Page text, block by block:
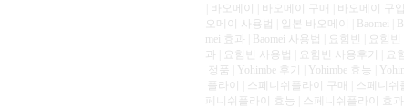
| 바오메이 | 바오메이 구매 | 바오메이 구
오메이 사용법 | 일본 바오메이 | Baomei |
mei 효과 | Baomei 사용법 | 요힘빈 | 요힘
과 | 요힘빈 사용법 | 요힘빈 사용후기 | 요
정품 | Yohimbe 후기 | Yohimbe 효능 |
플라이 | 스페니쉬플라이 구매 | 스페니
페니쉬플라이 효능 | 스페니쉬플라이 효